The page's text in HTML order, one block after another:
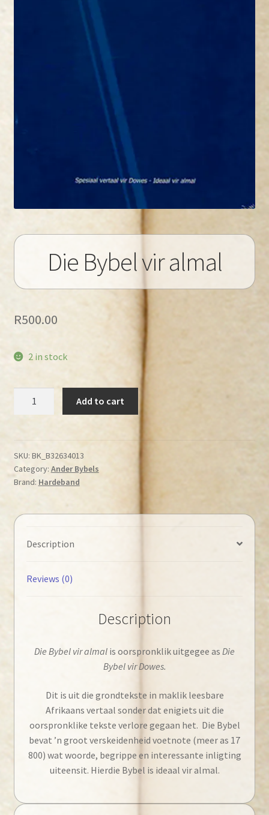
Die Bybel vir almal
R500.00
2 in stock
quantity
Add to cart
SKU: BK_B32634013
Category: Ander Bybels
Brand: Hardeband
Description
Reviews (0)
Description
Die Bybel vir almal is oorspronklik uitgegee as Die
Bybel vir Dowes.
Dit is uit die grondtekste in maklik leesbare
Afrikaans vertaal sonder dat enigiets uit die
oorspronklike tekste verlore gegaan het. Die Bybel
bevat ’n groot verskeidenheid voetnote (meer as 17
800) wat woorde, begrippe en interessante inligting
uiteensit. Hierdie Bybel is ideaal vir almal.